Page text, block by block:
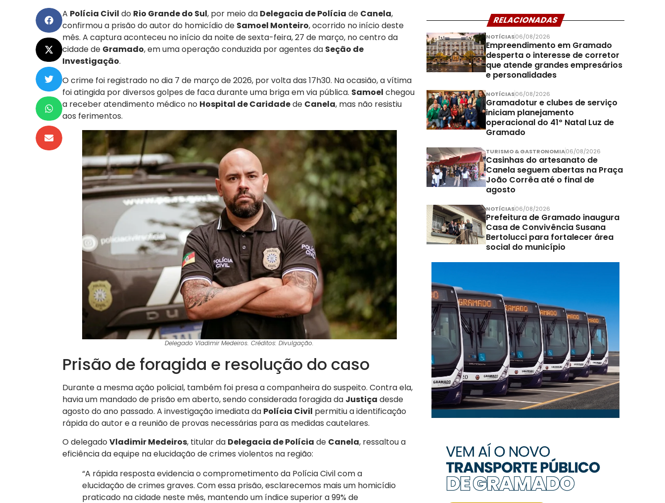
A Polícia Civil do Rio Grande do Sul, por meio da Delegacia de Polícia de Canela,
confirmou a prisão do autor do homicídio de Samoel Monteiro, ocorrido no início deste
mês. A captura aconteceu no início da noite de sexta-feira, 27 de março, no centro da
cidade de Gramado, em uma operação conduzida por agentes da Seção de
Investigação.
O crime foi registrado no dia 7 de março de 2026, por volta das 17h30. Na ocasião, a vítima
foi atingida por diversos golpes de faca durante uma briga em via pública. Samoel chegou
a receber atendimento médico no Hospital de Caridadede Canela, mas não resistiu
aos ferimentos.
Delegado Vladimir Medeiros. Créditos: Divulgação.
Prisão de foragida e resolução do caso
Durante a mesma ação policial, também foi presa a companheira do suspeito. Contra ela,
havia um mandado de prisão em aberto, sendo considerada foragida da Justiça desde
agosto do ano passado. A investigação imediata da Polícia Civil permitiu a identificação
rápida do autor e a reunião de provas necessárias para as medidas cautelares.
O delegadoVladimir Medeiros, titular da Delegacia de Polícia de Canela, ressaltou a
eficiência da equipe na elucidação de crimes violentos na região:
“A rápida resposta evidencia o comprometimento da Polícia Civil com a
elucidação de crimes graves. Com essa prisão, esclarecemos mais um homicídio
praticado na cidade neste mês, mantendo um índice superior a 99% de
RELACIONADAS
NOTÍCIAS06/08/2026
Empreendimento em Gramado
desperta o interesse de corretor
que atende grandes empresários
e personalidades
NOTÍCIAS06/08/2026
Gramadotur e clubes de serviço
iniciam planejamento
operacional do 41º Natal Luz de
Gramado
TURISMO & GASTRONOMIA06/08/2026
Casinhas do artesanato de
Canela seguem abertas na Praça
João Corrêa até o final de
agosto
NOTÍCIAS06/08/2026
Prefeitura de Gramado inaugura
Casa de Convivência Susana
Bertolucci para fortalecer área
social do município